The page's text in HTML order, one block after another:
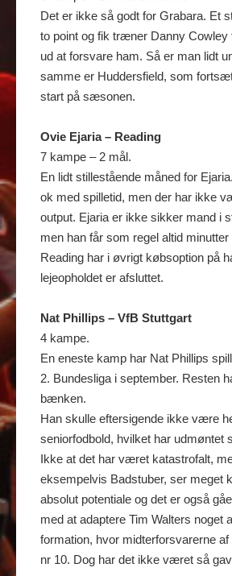
Det er ikke så godt for Grabara. Et
to point og fik træner Danny Cowley
ud at forsvare ham. Så er man lidt
samme er Huddersfield, som
start på sæsonen.
Ovie Ejaria – Reading
7 kampe – 2 mål.
En lidt stillestående måned for
ok med spilletid, men der har ikke
output. Ejaria er ikke sikker mand i
men han får som regel altid
Reading har i øvrigt købsoption på
lejeopholdet er afsluttet.
Nat Phillips – VfB Stuttgart
4 kampe.
En eneste kamp har Nat Phillips
2. Bundesliga i september. Resten
bænken.
Han skulle eftersigende ikke være
seniorfodbold, hvilket har udmøntet
Ikke at det har været katastrofalt,
eksempelvis Badstuber, ser meget
absolut potentiale og det er også
med at adaptere Tim Walters noget
formation, hvor midterforsvarerne af
nr 10. Dog har det ikke været så